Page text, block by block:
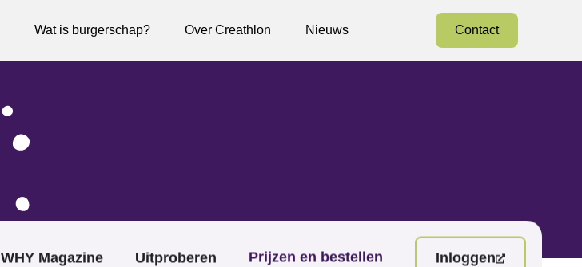
Wat is burgerschap? Over Creathlon Nieuws Contact
WHY Magazine Uitproberen Prijzen en bestellen Inloggen